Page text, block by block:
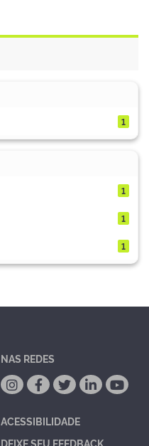
1
1
1
1
NAS REDES
ACESSIBILIDADE
DEIXE SEU FEEDBACK